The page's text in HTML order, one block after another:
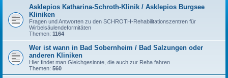
Asklepios Katharina-Schroth-Klinik / Asklepios Burgsee
Kliniken
Fragen und Antworten zu den SCHROTH-Rehabilitationszentren für
Wirbelsäulendeformitäten
Themen: 1164
Wer ist wann in Bad Sobernheim / Bad Salzungen oder
anderen Kliniken
Hier findet man Gleichgesinnte, die auch zur Reha fahren
Themen: 560